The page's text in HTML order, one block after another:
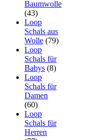
Baumwolle
(43)
Loop
Schals aus
Wolle (79)
Loop
Schals für
Babys (8)
Loop
Schals für
Damen
(60)
Loop
Schals für
Herren